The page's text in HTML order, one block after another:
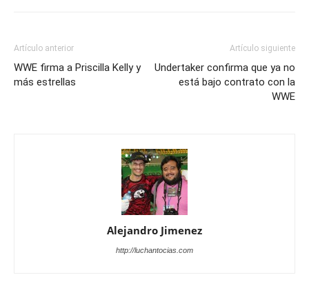
Artículo anterior
WWE firma a Priscilla Kelly y
más estrellas
Artículo siguiente
Undertaker confirma que ya no
está bajo contrato con la
WWE
Alejandro Jimenez
http://luchantocias.com